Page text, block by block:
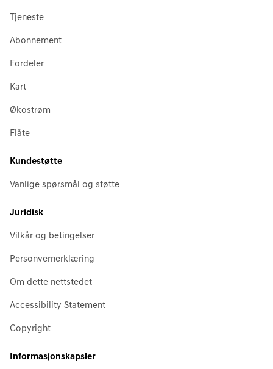
Tjeneste
Abonnement
Fordeler
Kart
Økostrøm
Flåte
Kundestøtte
Vanlige spørsmål og støtte
Juridisk
Vilkår og betingelser
Personvernerklæring
Om dette nettstedet
Accessibility Statement
Copyright
Informasjonskapsler